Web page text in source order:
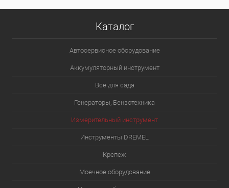
Каталог
Автосервисное оборудование
Аккумуляторный инструмент
Все для сада
Генераторы, Бензотехника
Измерительный инструмент
Инструменты DREMEL
Крепеж
Моечное оборудование